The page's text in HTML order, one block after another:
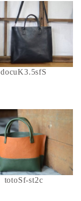
docuK3.5sfS
totoSf-st2c